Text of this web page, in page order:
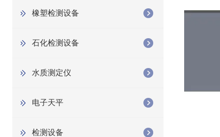
橡塑检测设备
石化检测设备
水质测定仪
电子天平
检测设备